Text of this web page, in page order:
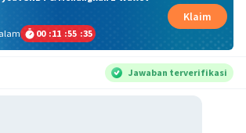
00 :11 :55 :35
Klaim
Jawaban terverifikasi